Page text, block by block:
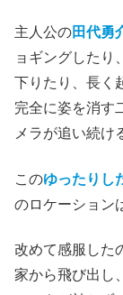
主人公の田代勇
ョギングしたり、
下りたり、長く
完全に姿を消す
メラが追い続け
このゆったりし
のロケーション
改めて感服した
家から飛び出し